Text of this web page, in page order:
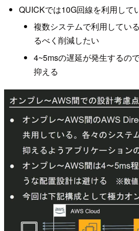
QUICKでは10G回線を利用して
複数システムで利用してい
るべく削減したい
4~5msの遅延が発生するの
抑える